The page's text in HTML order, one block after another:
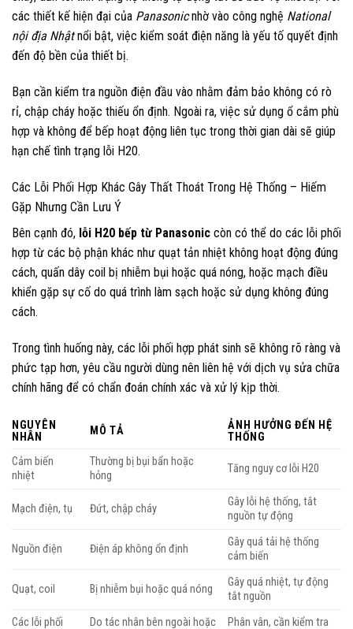
các thiết kế hiện đại của Panasonicnhờ vào công nghệ National
nội địa Nhậtnổi bật, việc kiểm soát điện năng là yếu tố quyết định
đến độ bền của thiết bị.
Bạn cần kiểm tra nguồn điện đầu vào nhằm đảm bảo không có rò
rỉ, chập cháy hoặc thiếu ổn định. Ngoài ra, việc sử dụng ổ cắm phù
hợp và không để bếp hoạt động liên tục trong thời gian dài sẽ giúp
hạn chế tình trạng lỗi H20.
Các Lỗi Phối Hợp Khác Gây Thất Thoát Trong Hệ Thống – Hiếm
Gặp Nhưng Cần Lưu Ý
Bên cạnh đó, lỗi H20 bếp từ Panasonic còn có thể do các lỗi phối
hợp từ các bộ phận khác như quạt tản nhiệt không hoạt động đúng
cách, quấn dây coil bị nhiễm bụi hoặc quá nóng, hoặc mạch điều
khiển gặp sự cố do quá trình làm sạch hoặc sử dụng không đúng
cách.
Trong tình huống này, các lỗi phối hợp phát sinh sẽ không rõ ràng và
phức tạp hơn, yêu cầu người dùng nên liên hệ với dịch vụ sửa chữa
chính hãng để có chẩn đoán chính xác và xử lý kịp thời.
NGUYÊN
NHÂN
MÔ TẢ
ẢNH HƯỞNG ĐẾN HỆ
THỐNG
Cảm biến
nhiệt
Thường bị bụi bẩn hoặc
hỏng
Tăng nguy cơ lỗi H20
Mạch điện, tụ Đứt, chập cháy
Gây lỗi hệ thống, tắt
nguồn tự động
Nguồn điện Điện áp không ổn định
Gây quá tải hệ thống
cảm biến
Quạt, coil Bị nhiễm bụi hoặc quá nóng
Gây quá nhiệt, tự động
tắt nguồn
Các lỗi phối
Do tác nhân bên ngoài hoặc
Phân vân, cần kiểm tra